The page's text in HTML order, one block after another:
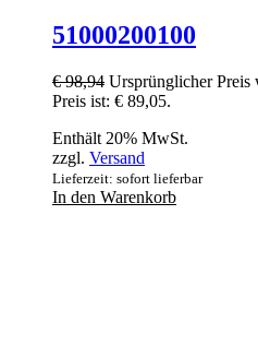
51000200100
€98,94 Ursprünglicher Preis
Preis ist: € 89,05.
Enthält 20% MwSt.
zzgl. Versand
Lieferzeit: sofort lieferbar
In den Warenkorb